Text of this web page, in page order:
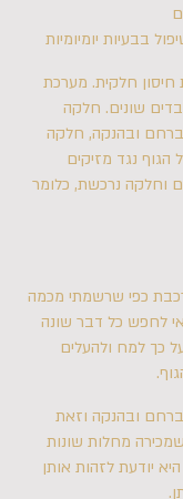
בבעיות יומיומיות
חיסון חלקית. מערכת
שונים. חלקה
ובהנקה, חלקה
הגוף נגד מזיקים
וחלקה נרכשת, כלומר
כפי שרשמתי מכמה
לחפש כל דבר שונה
כך למח ולהעלים
ובהנקה וזאת
מחלות שונות
יודעת לזהות אותן